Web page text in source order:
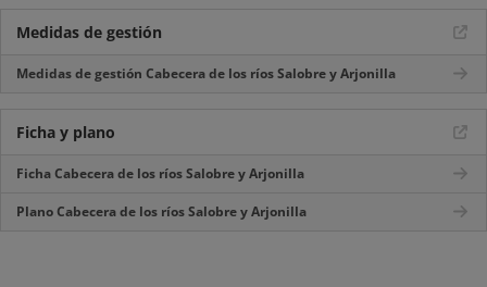
Medidas de gestión
Medidas de gestión Cabecera de los ríos Salobre y Arjonilla
Ficha y plano
Ficha Cabecera de los ríos Salobre y Arjonilla
Plano Cabecera de los ríos Salobre y Arjonilla